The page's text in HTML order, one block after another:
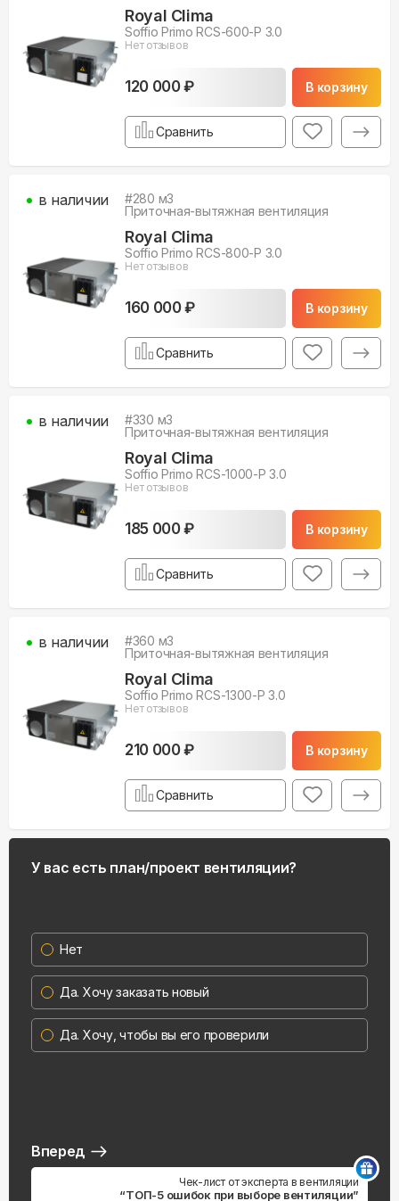
Royal Clima
Soffio Primo RCS-600-P 3.0
Нет отзывов
120 000 ₽ В корзину
Сравнить
#280 м3
Приточная-вытяжная вентиляция
Royal Clima
Soffio Primo RCS-800-P 3.0
Нет отзывов
160 000 ₽ В корзину
в наличии
Сравнить
#330 м3
Приточная-вытяжная вентиляция
Royal Clima
Soffio Primo RCS-1000-P 3.0
Нет отзывов
185 000 ₽ В корзину
в наличии
Сравнить
#360 м3
Приточная-вытяжная вентиляция
Royal Clima
Soffio Primo RCS-1300-P 3.0
Нет отзывов
210 000 ₽ В корзину
в наличии
Сравнить
У вас есть план/проект вентиляции?
Нет
Да. Хочу заказать новый
Да. Хочу, чтобы вы его проверили
Вперед
Чек-лист от эксперта в вентиляции
“ТОП-5 ошибок при выборе вентиляции”